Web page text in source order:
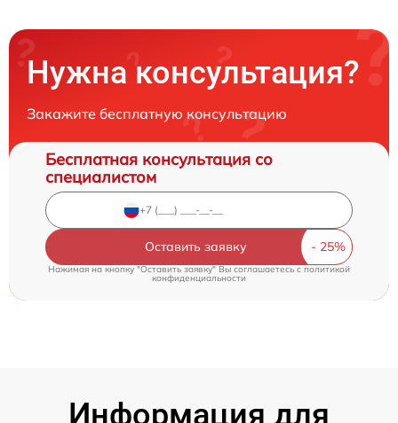
Нужна консультация?
Закажите бесплатную консультацию
Бесплатная консультация со
специалистом
Оставить заявку
Нажимая на кнопку "Оставить заявку" Вы соглашаетесь cполитикой
конфиденциальности
Информация для